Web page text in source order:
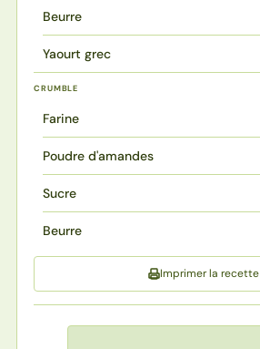
Beurre
Yaourt grec
CRUMBLE
Farine
Poudre d'amandes
Sucre
Beurre
Imprimer la recette